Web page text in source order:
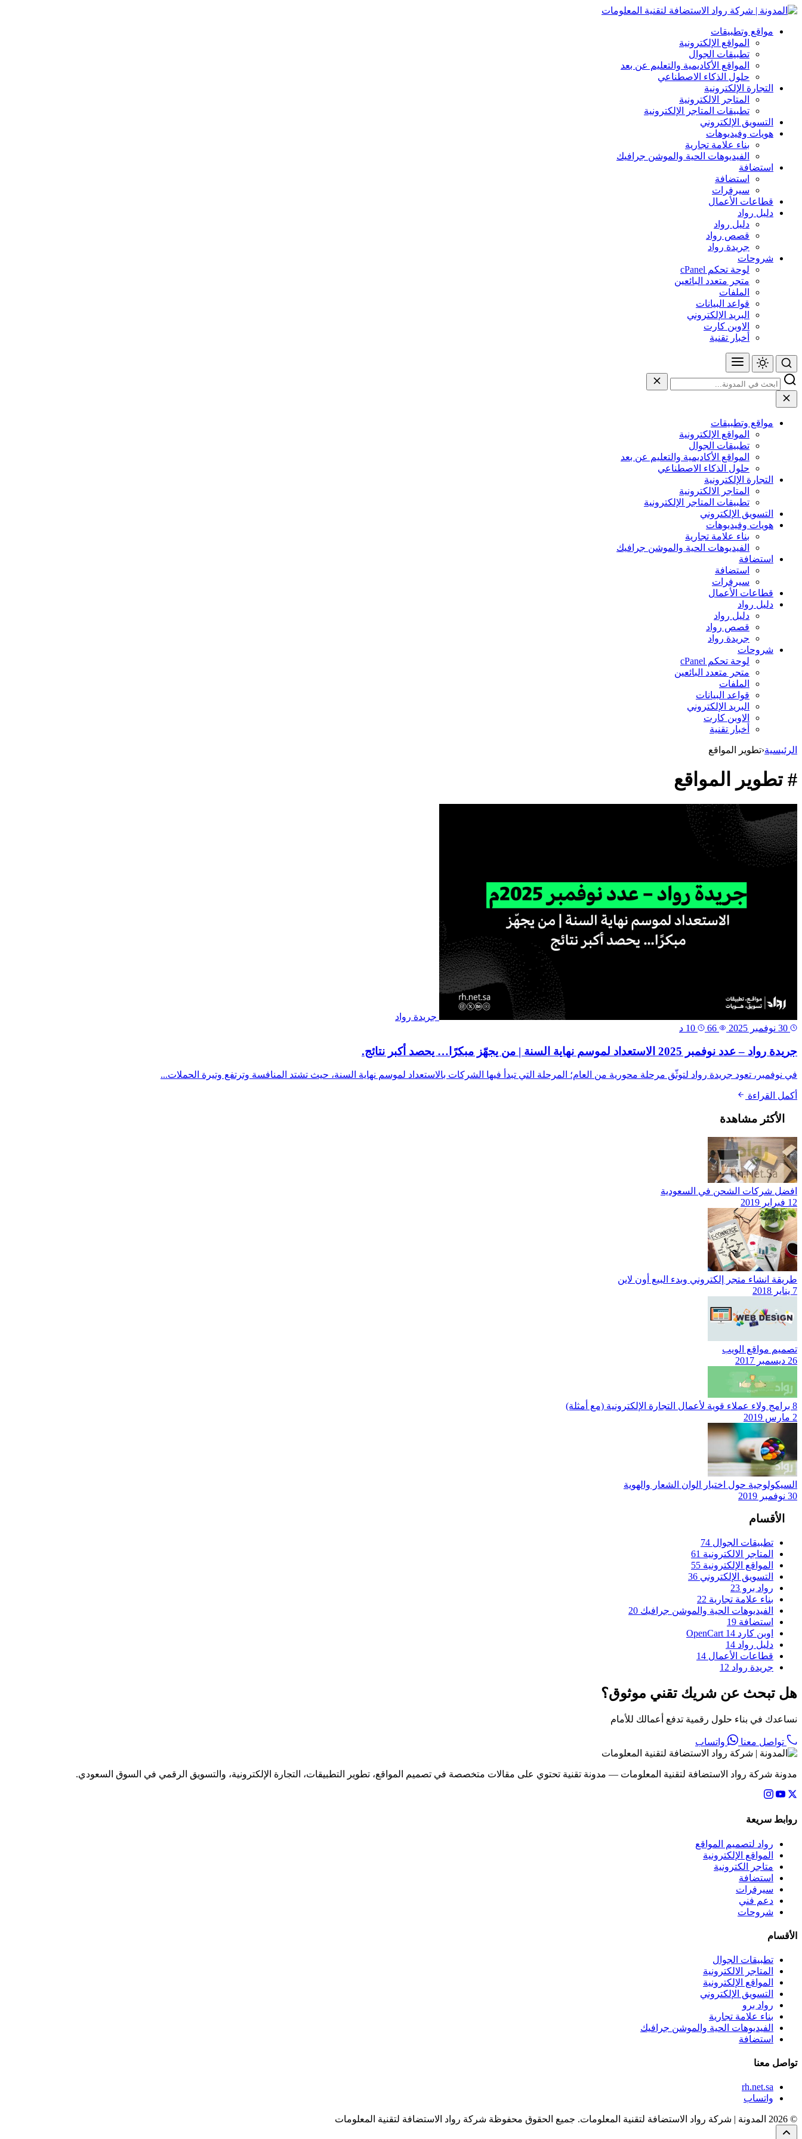
مواقع وتطبيقات
المواقع الإلكترونية
تطبيقات الجوال
المواقع الأكاديمية والتعليم عن بعد
حلول الذكاء الاصطناعي
التجارة الإلكترونية
المتاجر الالكترونية
تطبيقات المتاجر الإلكترونية
التسويق الإلكتروني
هويات وفيديوهات
بناء علامة تجارية
الفيديوهات الحية والموشن جرافيك
استضافة
استضافة
سيرفرات
قطاعات الأعمال
دليل رواد
دليل رواد
قصص رواد
جريدة رواد
شروحات
لوحة تحكم cPanel
متجر متعدد البائعين
الملفات
قواعد البيانات
البريد الإلكتروني
الاوبن كارت
أخبار تقنية
مواقع وتطبيقات
المواقع الإلكترونية
تطبيقات الجوال
المواقع الأكاديمية والتعليم عن بعد
حلول الذكاء الاصطناعي
التجارة الإلكترونية
المتاجر الالكترونية
تطبيقات المتاجر الإلكترونية
التسويق الإلكتروني
هويات وفيديوهات
بناء علامة تجارية
الفيديوهات الحية والموشن جرافيك
استضافة
استضافة
سيرفرات
قطاعات الأعمال
دليل رواد
دليل رواد
قصص رواد
جريدة رواد
شروحات
لوحة تحكم cPanel
متجر متعدد البائعين
الملفات
قواعد البيانات
البريد الإلكتروني
الاوبن كارت
أخبار تقنية
الرئيسية‹تطوير المواقع
# تطوير المواقع
جريدة رواد
جريدة رواد – عدد نوفمبر 2025 الاستعداد لموسم نهاية السنة | من يجهّز مبكرًا… يحصد أكبر نتائج.
في نوفمبر، تعود جريدة رواد لتوثّق مرحلة محورية من العام؛ المرحلة التي تبدأ فيها الشركات بالاستعداد لموسم نهاية السنة، حيث تشتد المنافسة وترتفع وتيرة الحملات...
أكمل القراءة
الأكثر مشاهدة
افضل شركات الشحن في السعودية
12 فبراير 2019
طريقة انشاء متجر إلكتروني وبدء البيع أون لاين
7 يناير 2018
تصميم مواقع الويب
26 ديسمبر 2017
8 برامج ولاء عملاء قوية لأعمال التجارة الإلكترونية (مع أمثلة)
2 مارس 2019
السيكولوجية حول اختيار الوان الشعار والهوية
30 نوفمبر 2019
الأقسام
تطبيقات الجوال 74
المتاجر الالكترونية 61
المواقع الإلكترونية 55
التسويق الإلكتروني 36
رواد برو 23
بناء علامة تجارية 22
الفيديوهات الحية والموشن جرافيك 20
استضافة 19
اوبن كارد OpenCart 14
دليل رواد 14
قطاعات الأعمال 14
جريدة رواد 12
هل تبحث عن شريك تقني موثوق؟
نساعدك في بناء حلول رقمية تدفع أعمالك للأمام
تواصل معنا واتساب
مدونة شركة رواد الاستضافة لتقنية المعلومات — مدونة تقنية تحتوي على مقالات متخصصة في تصميم المواقع، تطوير التطبيقات، التجارة الإلكترونية، والتسويق الرقمي في السوق السعودي.
روابط سريعة
رواد لتصميم المواقع
المواقع الإلكترونية
متاجر الكترونية
استضافة
سيرفرات
دعم فني
شروحات
الأقسام
تطبيقات الجوال
المتاجر الالكترونية
المواقع الإلكترونية
التسويق الإلكتروني
رواد برو
بناء علامة تجارية
الفيديوهات الحية والموشن جرافيك
استضافة
تواصل معنا
rh.net.sa
واتساب
© 2026 المدونة | شركة رواد الاستضافة لتقنية المعلومات. جميع الحقوق محفوظة شركة رواد الاستضافة لتقنية المعلومات